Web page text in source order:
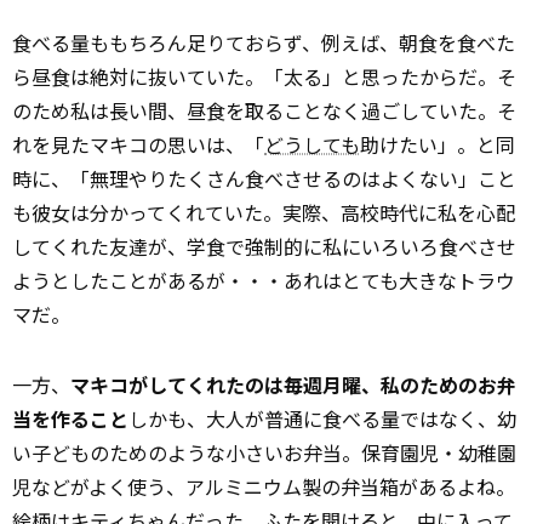
食べる量ももちろん足りておらず、例えば、朝食を食べた
ら昼食は絶対に抜いていた。「太る」と思ったからだ。そ
のため私は長い間、昼食を取ることなく過ごしていた。そ
れを見たマキコの思いは、「どうしても助けたい」。と同
時に、「無理やりたくさん食べさせるのはよくない」こと
も彼女は分かってくれていた。実際、高校時代に私を心配
してくれた友達が、学食で強制的に私にいろいろ食べさせ
ようとしたことがあるが・・・あれはとても大きなトラウ
マだ。
一方、 マキコがしてくれたのは毎週月曜、私のためのお弁
当を作ること ――しかも、大人が普通に食べる量ではなく、幼
い子どものためのような小さいお弁当。保育園児・幼稚園
児などがよく使う、アルミニウム製の弁当箱があるよね。